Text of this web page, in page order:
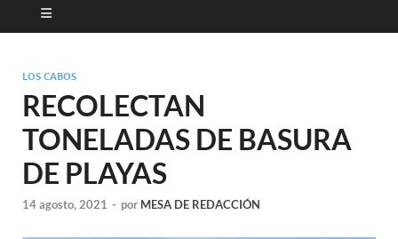
LOS CABOS
RECOLECTAN
TONELADAS DE BASURA
DE PLAYAS
14 agosto, 2021 - por MESA DE REDACCIÓN